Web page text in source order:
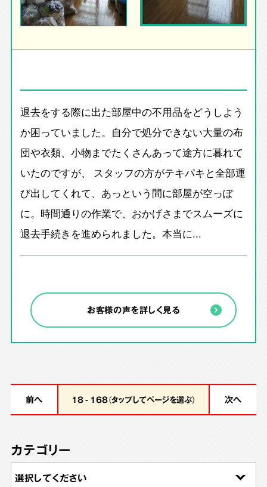
退去をする際に出た部屋中の不用品をどうしよう
か困っていました。自分で処分できない大量の布
団や衣類、小物までたくさんあって途方に暮れて
いたのですが、 スタッフの方がテキパキと全部運
び出してくれて、あっという間に部屋が空っぽ
に。時間通りの作業で、おかげさまでスムーズに
退去手続きを進められました。本当に...
お客様の声を詳しく見る
前へ 18 - 168（タップしてページを選ぶ） 次へ
カテゴリー